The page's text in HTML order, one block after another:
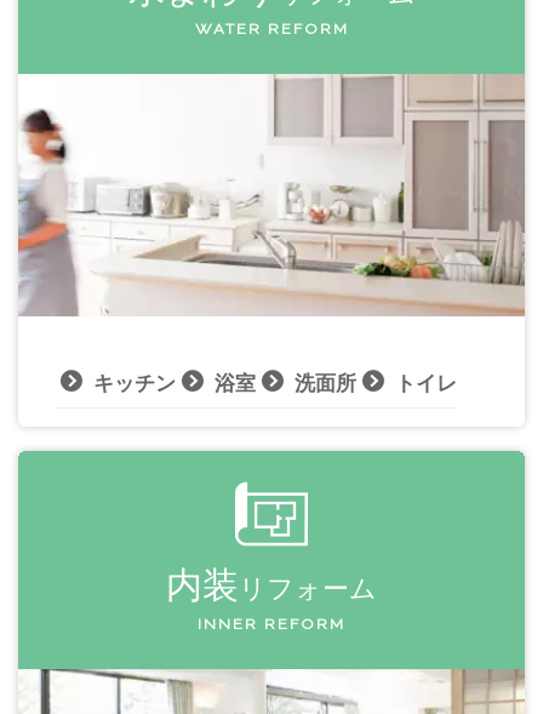
WATER REFORM
キッチン 浴室 洗面所 トイレ
内装 リフォーム
INNER REFORM